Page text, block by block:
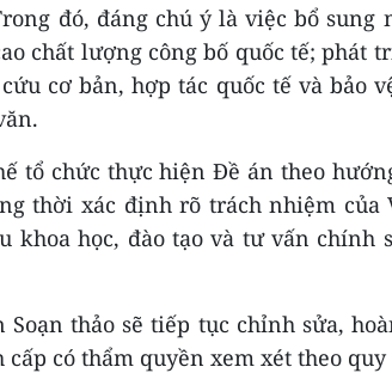
đó, đáng chú ý là việc bổ sung
chất lượng công bố quốc tế; phát
cơ bản, hợp tác quốc tế và bảo
tổ chức thực hiện Đề án theo
thời xác định rõ trách nhiệm
học, đào tạo và tư vấn chính
thảo sẽ tiếp tục chỉnh sửa,
có thẩm quyền xem xét theo